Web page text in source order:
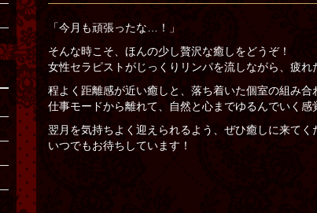
「今月も頑張ったな…！」
そんな時こそ、ほんの少し贅沢な癒しをどうぞ！
女性セラピストがじっくりリンパを流しながら、疲れ
程よく距離感が近い癒しと、落ち着いた個室の組み合
仕事モードから離れて、自然と心までゆるんでいく感
翌月を気持ちよく迎えられるよう、ぜひ癒しに来てく
いつでもお待ちしています！